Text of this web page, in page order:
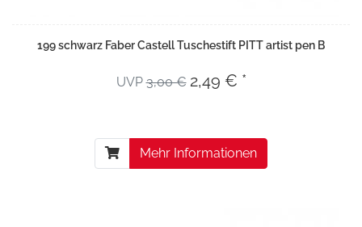
199 schwarz Faber Castell Tuschestift PITT artist pen B
UVP3,00 € 2,49 € *
Mehr Informationen